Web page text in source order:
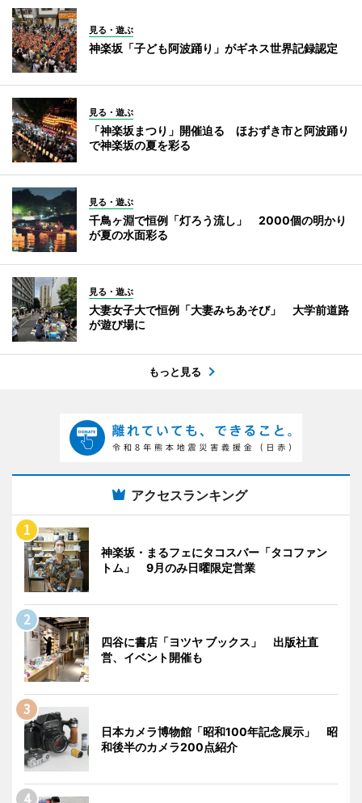
見る・遊ぶ
神楽坂「子ども阿波踊り」がギネス世界記録認定
見る・遊ぶ
「神楽坂まつり」開催迫る ほおずき市と阿波踊り
で神楽坂の夏を彩る
見る・遊ぶ
千鳥ヶ淵で恒例「灯ろう流し」 2000個の明かり
が夏の水面彩る
見る・遊ぶ
大妻女子大で恒例「大妻みちあそび」 大学前道路
が遊び場に
もっと見る
アクセスランキング
神楽坂・まるフェにタコスバー「タコファン
トム」 9月のみ日曜限定営業
四谷に書店「ヨツヤ ブックス」 出版社直
営、イベント開催も
日本カメラ博物館「昭和100年記念展示」 昭
和後半のカメラ200点紹介